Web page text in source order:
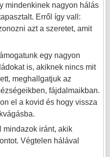
mindenkinek nagyon hálás
Erről így vall:
azt a szeretet, amit
egy nagyon
is, akiknek nincs mit
meghallgatjuk az
fájdalmaikban.
el a kovid és hogy vissza
mindazok iránt, akik
Végtelen hálával